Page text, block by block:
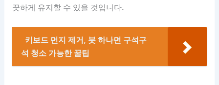
끗하게 유지할 수 있을 것입니다.
키보드 먼지 제거, 붓 하나면 구석구
석 청소 가능한 꿀팁